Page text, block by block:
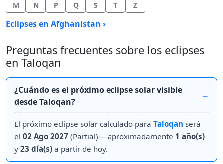
M
N P Q S T Z
Eclipses en Afghanistan ›
Preguntas frecuentes sobre los eclipses
en Taloqan
¿Cuándo es el próximo eclipse solar visible
desde Taloqan?
El próximo eclipse solar calculado para Taloqan será
el 02 Ago 2027 (Partial)— aproximadamente 1 año(s)
y 23 día(s) a partir de hoy.